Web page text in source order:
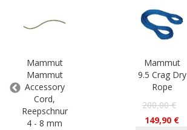
Mammut
Mammut
Accessory
Cord,
Reepschnur
4 - 8 mm
Mammut
9.5 Crag Dry
Rope
200,00 €
149,90 €